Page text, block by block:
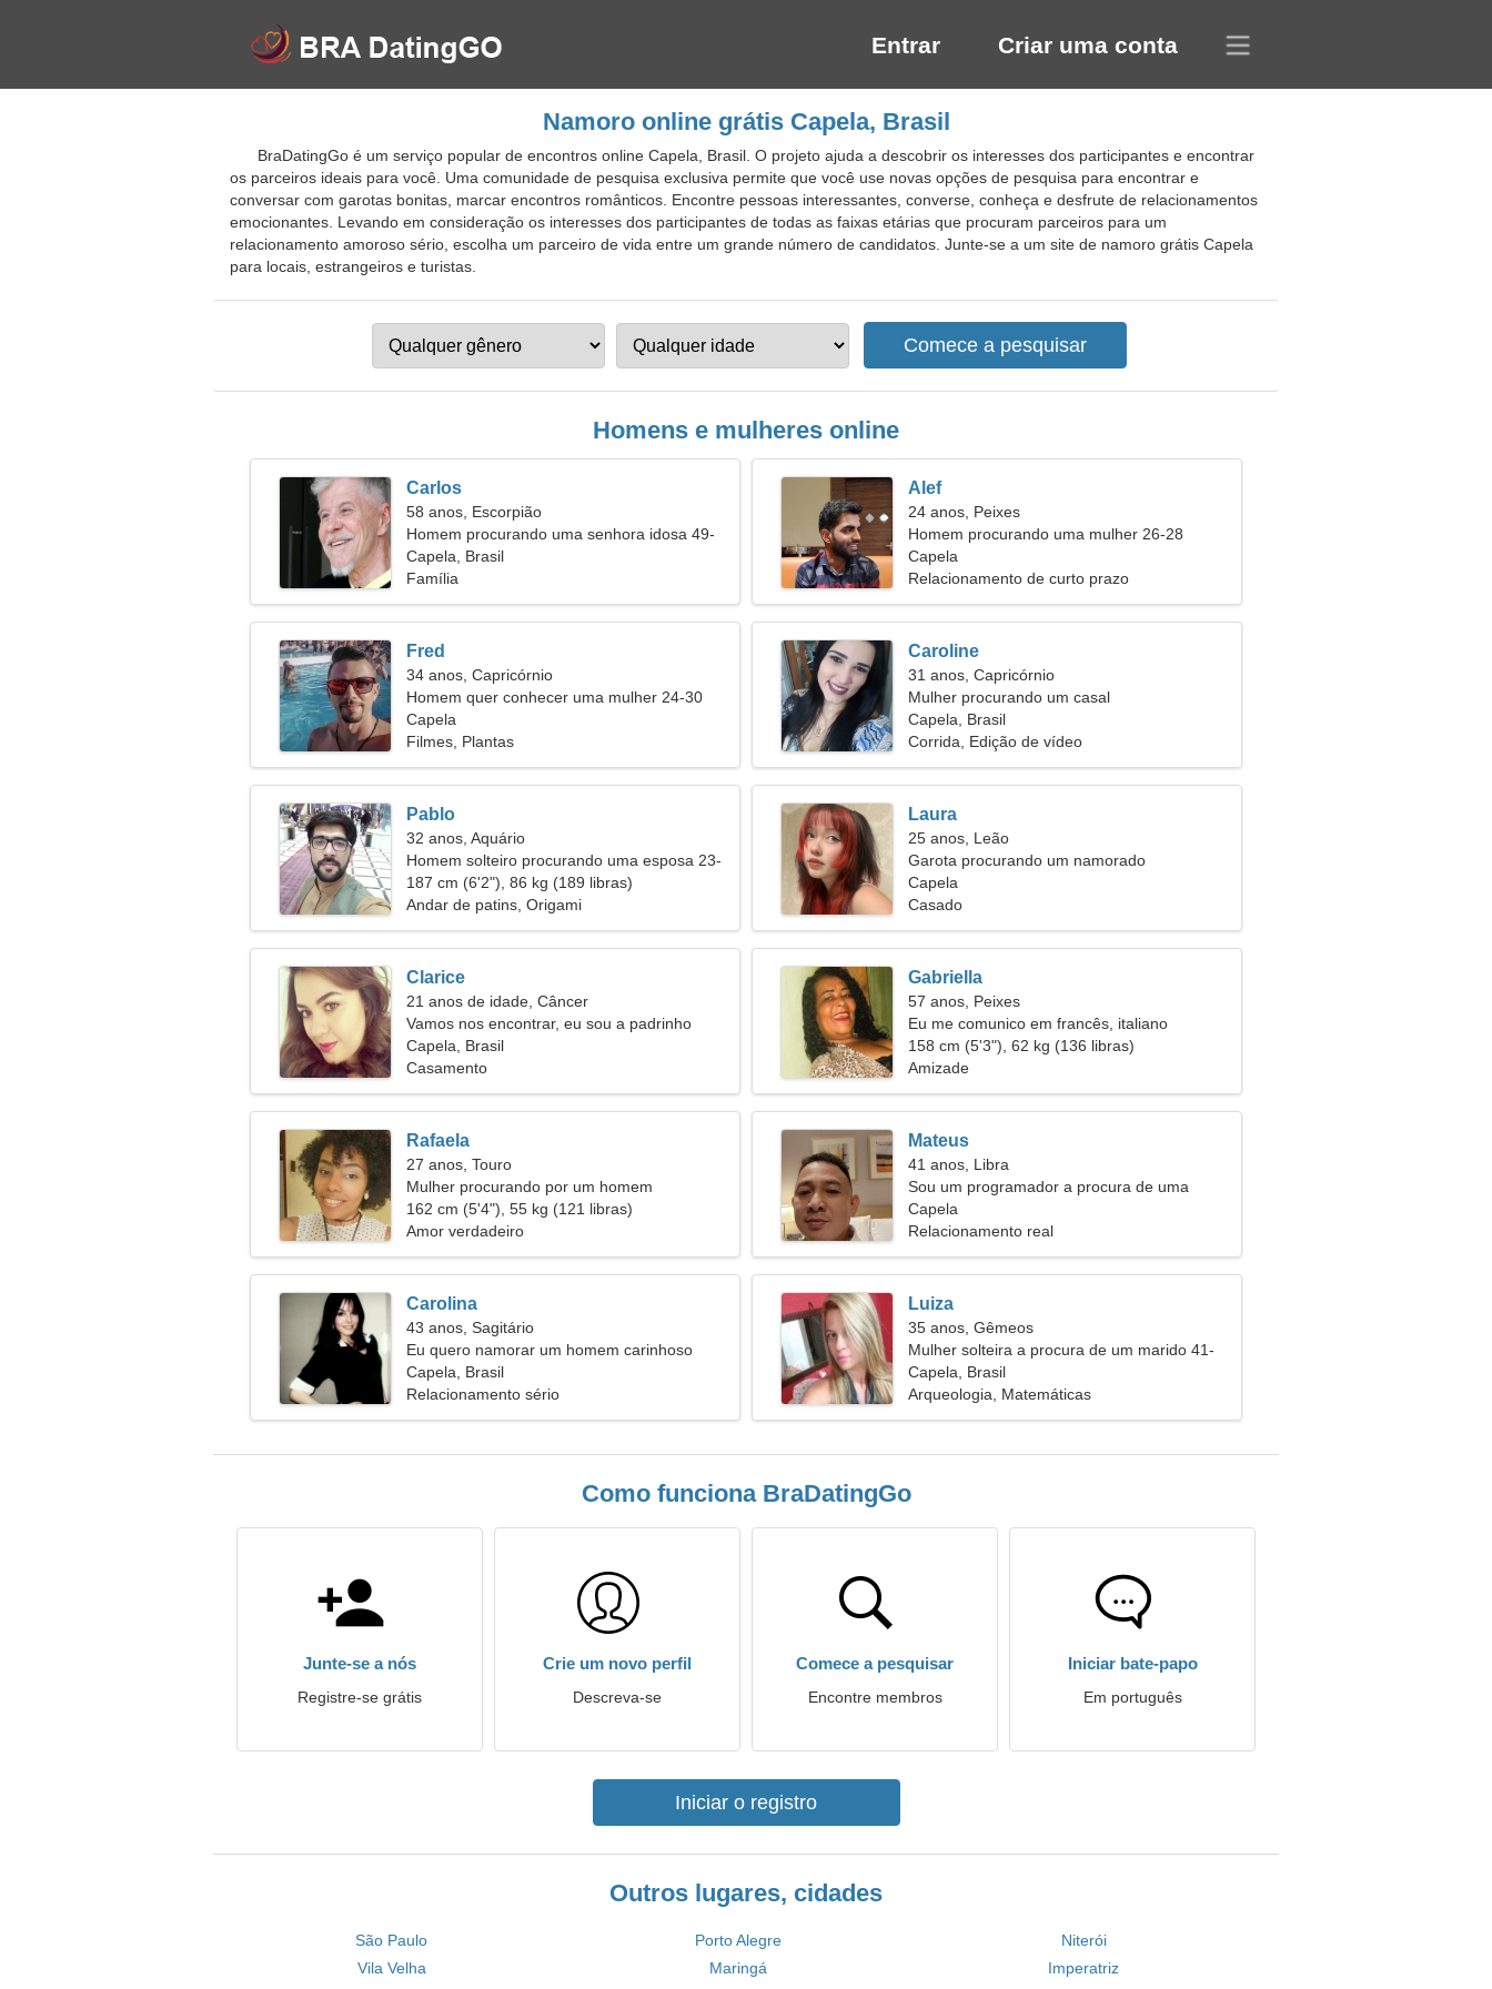
Entrar Criar uma conta
Namoro online grátis Capela, Brasil
BraDatingGo é um serviço popular de encontros online Capela, Brasil. O projeto ajuda a descobrir os interesses dos participantes e encontrar
os parceiros ideais para você. Uma comunidade de pesquisa exclusiva permite que você use novas opções de pesquisa para encontrar e
conversar com garotas bonitas, marcar encontros românticos. Encontre pessoas interessantes, converse, conheça e desfrute de relacionamentos
emocionantes. Levando em consideração os interesses dos participantes de todas as faixas etárias que procuram parceiros para um
relacionamento amoroso sério, escolha um parceiro de vida entre um grande número de candidatos. Junte-se a um site de namoro grátis Capela
para locais, estrangeiros e turistas.
Homens e mulheres online
Carlos
58 anos, Escorpião
Homem procurando uma senhora idosa 49-
56
Capela, Brasil
Família
Alef
24 anos, Peixes
Homem procurando uma mulher 26-28
Capela
Relacionamento de curto prazo
Fred
34 anos, Capricórnio
Homem quer conhecer uma mulher 24-30
Capela
Filmes, Plantas
Caroline
31 anos, Capricórnio
Mulher procurando um casal
Capela, Brasil
Corrida, Edição de vídeo
Pablo
32 anos, Aquário
Homem solteiro procurando uma esposa 23-
31
187 cm (6'2"), 86 kg (189 libras)
Andar de patins, Origami
Laura
25 anos, Leão
Garota procurando um namorado
Capela
Casado
Clarice
21 anos de idade, Câncer
Vamos nos encontrar, eu sou a padrinho
Capela, Brasil
Casamento
Gabriella
57 anos, Peixes
Eu me comunico em francês, italiano
158 cm (5'3"), 62 kg (136 libras)
Amizade
Rafaela
27 anos, Touro
Mulher procurando por um homem
162 cm (5'4"), 55 kg (121 libras)
Amor verdadeiro
Mateus
41 anos, Libra
Sou um programador a procura de uma
mulher encantadora
Capela
Relacionamento real
Carolina
43 anos, Sagitário
Eu quero namorar um homem carinhoso
Capela, Brasil
Relacionamento sério
Luiza
35 anos, Gêmeos
Mulher solteira a procura de um marido 41-
43
Capela, Brasil
Arqueologia, Matemáticas
Como funciona BraDatingGo
Junte-se a nós
Registre-se grátis
Crie um novo perfil
Descreva-se
Comece a pesquisar
Encontre membros
Iniciar bate-papo
Em português
Iniciar o registro
Outros lugares, cidades
São Paulo Porto Alegre
Niterói
Vila Velha
Maringá
Imperatriz